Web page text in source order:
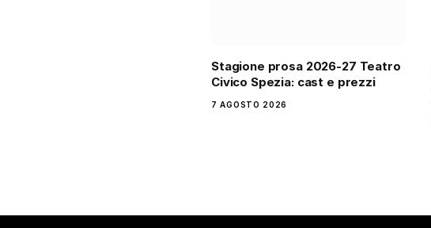
Stagione prosa 2026-27 Teatro
Civico Spezia: cast e prezzi
7 AGOSTO 2026